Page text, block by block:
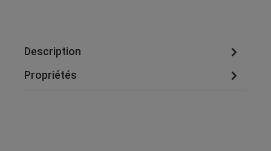
Description
Propriétés